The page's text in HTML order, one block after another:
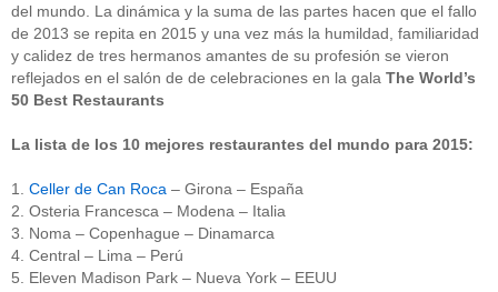
del mundo. La dinámica y la suma de las partes hacen que el fallo
de 2013 se repita en 2015 y una vez más la humildad, familiaridad
y calidez de tres hermanos amantes de su profesión se vieron
reflejados en el salón de de celebraciones en la gala The World’s
50 Best Restaurants
La lista de los 10 mejores restaurantes del mundo para 2015:
1. Celler de Can Roca – Girona – España
2. Osteria Francesca – Modena – Italia
3. Noma – Copenhague – Dinamarca
4. Central – Lima – Perú
5. Eleven Madison Park – Nueva York – EEUU